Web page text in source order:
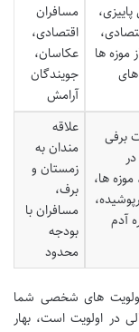
موزه ها
مسافران
اقتصادی،
عکاسان،
جویندگان
آرامش
برفی
ها،
آدم
علاقه
مندان به
زمستان و
برف،
مسافران با
بودجه
محدود
اولویت های شخصی شما
در اولویت است، بهار